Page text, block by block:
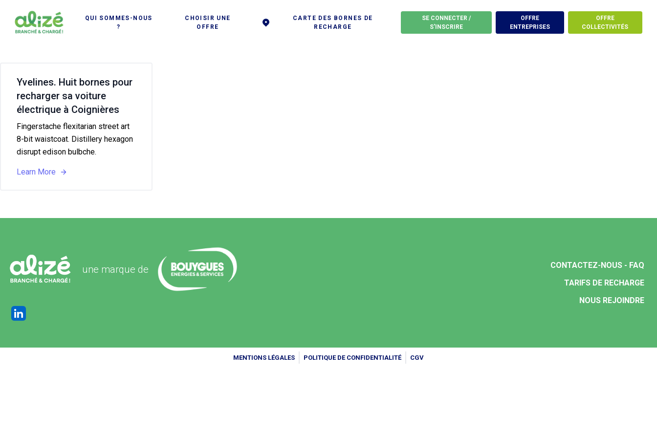
QUI SOMMES-NOUS
?
CHOISIR UNE
OFFRE
CARTE DES BORNES DE
RECHARGE
SE CONNECTER /
S'INSCRIRE
OFFRE
ENTREPRISES
OFFRE
COLLECTIVITÉS
thomastwn, Author at Alizé
charge
Yvelines. Huit bornes pour
recharger sa voiture
électrique à Coignières
Fingerstache flexitarian street art
8-bit waistcoat. Distillery hexagon
disrupt edison bulbche.
Learn More
une marque de
CONTACTEZ-NOUS - FAQ
TARIFS DE RECHARGE
NOUS REJOINDRE
MENTIONS LÉGALES POLITIQUE DE CONFIDENTIALITÉ CGV